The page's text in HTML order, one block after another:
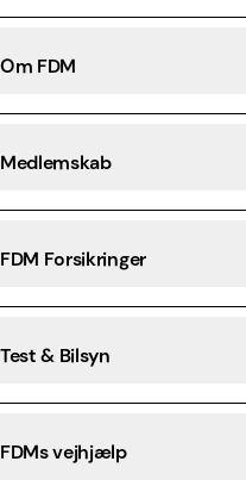
Om FDM
Medlemskab
FDM Forsikringer
Test & Bilsyn
FDMs vejhjælp